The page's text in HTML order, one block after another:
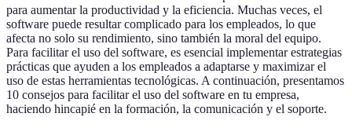
para aumentar la productividad y la eficiencia. Muchas veces, el
software puede resultar complicado para los empleados, lo que
afecta no solo su rendimiento, sino también la moral del equipo.
Para facilitar el uso del software, es esencial implementar estrategias
prácticas que ayuden a los empleados a adaptarse y maximizar el
uso de estas herramientas tecnológicas. A continuación, presentamos
10 consejos para facilitar el uso del software en tu empresa,
haciendo hincapié en la formación, la comunicación y el soporte.